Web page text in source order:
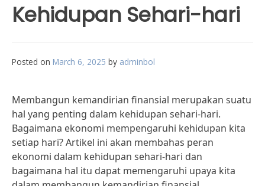
Kehidupan Sehari-hari
Posted on March 6, 2025 by adminbol
Membangun kemandirian finansial merupakan suatu
hal yang penting dalam kehidupan sehari-hari.
Bagaimana ekonomi mempengaruhi kehidupan kita
setiap hari? Artikel ini akan membahas peran
ekonomi dalam kehidupan sehari-hari dan
bagaimana hal itu dapat memengaruhi upaya kita